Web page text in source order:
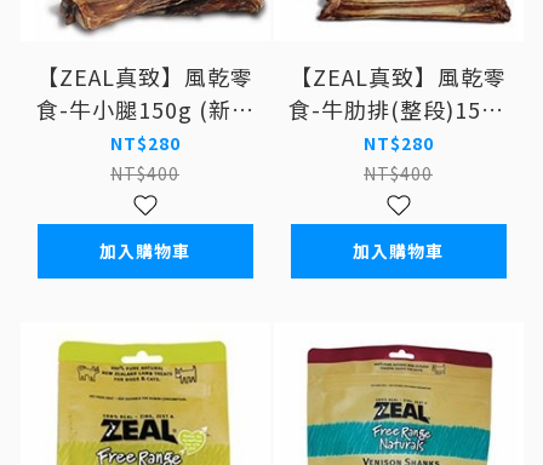
【ZEAL真致】風乾零
食-牛小腿150g (新舊
包裝交替中 實際依照
出貨為主) 狗零食
NT$280
NT$400
加入購物車
【ZEAL真致】風乾零
食-牛肋排(整段)150g
(新舊包裝交替中 實際
依照出貨為主) 狗零食
NT$280
NT$400
加入購物車